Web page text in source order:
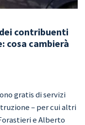
contribuenti
cosa cambierà
gratis di servizi
– per cui altri
e Alberto